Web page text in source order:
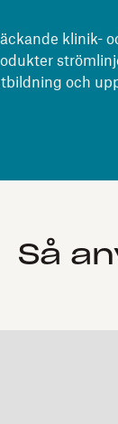
klinik-
och
Så